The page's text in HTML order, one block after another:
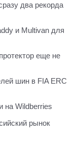
два рекорда
и Multivan для
еще не
шин в FIA ERC
на Wildberries
рынок